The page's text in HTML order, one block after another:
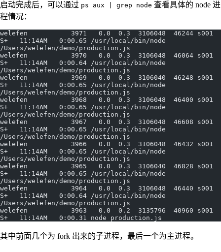
启动完成后，可以通过 ps aux | grep node 查看具体的 node 进
程情况：
welefen           3971   0.0  0.3  3106048  46244 s001
S+   11:14AM   0:00.65 /usr/local/bin/node
/Users/welefen/demo/production.js
welefen           3970   0.0  0.3  3106048  46064 s001
S+   11:14AM   0:00.64 /usr/local/bin/node
/Users/welefen/demo/production.js
welefen           3969   0.0  0.3  3106040  46248 s001
S+   11:14AM   0:00.65 /usr/local/bin/node
/Users/welefen/demo/production.js
welefen           3968   0.0  0.3  3106048  46400 s001
S+   11:14AM   0:00.65 /usr/local/bin/node
/Users/welefen/demo/production.js
welefen           3967   0.0  0.3  3106048  46608 s001
S+   11:14AM   0:00.65 /usr/local/bin/node
/Users/welefen/demo/production.js
welefen           3966   0.0  0.3  3106048  46432 s001
S+   11:14AM   0:00.65 /usr/local/bin/node
/Users/welefen/demo/production.js
welefen           3965   0.0  0.3  3106040  46828 s001
S+   11:14AM   0:00.65 /usr/local/bin/node
/Users/welefen/demo/production.js
welefen           3964   0.0  0.3  3106048  46440 s001
S+   11:14AM   0:00.64 /usr/local/bin/node
/Users/welefen/demo/production.js
welefen           3963   0.0  0.2  3135796  40960 s001
S+   11:14AM   0:00.31 node production.js
其中前面几个为 fork 出来的子进程，最后一个为主进程。